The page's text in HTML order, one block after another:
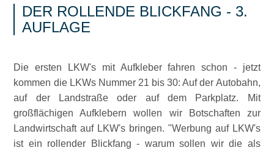
DER ROLLENDE BLICKFANG - 3.
AUFLAGE
Die ersten LKW's mit Aufkleber fahren schon - jetzt
kommen die LKWs Nummer 21 bis 30: Auf der Autobahn,
auf der Landstraße oder auf dem Parkplatz. Mit
großflächigen Aufklebern wollen wir Botschaften zur
Landwirtschaft auf LKW's bringen.
Werbung auf LKW's
ist ein rollender Blickfang - warum sollen wir die als